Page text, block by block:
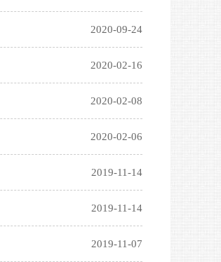
2020-09-24
2020-02-16
2020-02-08
2020-02-06
2019-11-14
2019-11-14
2019-11-07